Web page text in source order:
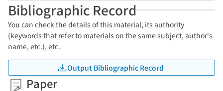
Bibliographic Record
You can check the details of this material, its authority
(keywords that refer to materials on the same subject, author's
name, etc.), etc.
Output Bibliographic Record
Paper